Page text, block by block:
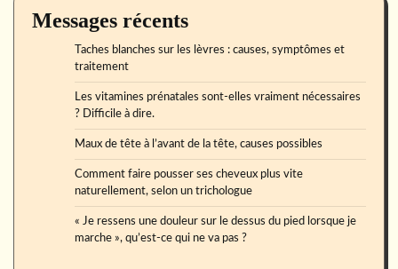
Messages récents
Taches blanches sur les lèvres : causes, symptômes et
traitement
Les vitamines prénatales sont-elles vraiment nécessaires
? Difficile à dire.
Maux de tête à l’avant de la tête, causes possibles
Comment faire pousser ses cheveux plus vite
naturellement, selon un trichologue
« Je ressens une douleur sur le dessus du pied lorsque je
marche », qu’est-ce qui ne va pas ?